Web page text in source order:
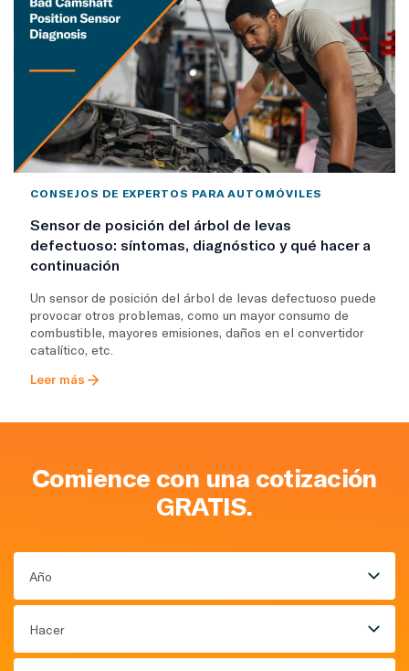
CONSEJOS DE EXPERTOS PARA AUTOMÓVILES
Sensor de posición del árbol de levas
defectuoso: síntomas, diagnóstico y qué hacer a
continuación
Un sensor de posición del árbol de levas defectuoso puede
provocar otros problemas, como un mayor consumo de
combustible, mayores emisiones, daños en el convertidor
catalítico, etc.
Leer más
Comience con una cotización
GRATIS.
Año
Hacer